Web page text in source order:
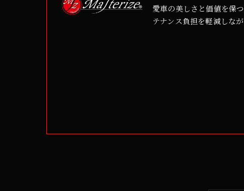
愛車の美しさと価値を保
テナンス負担を軽減しな